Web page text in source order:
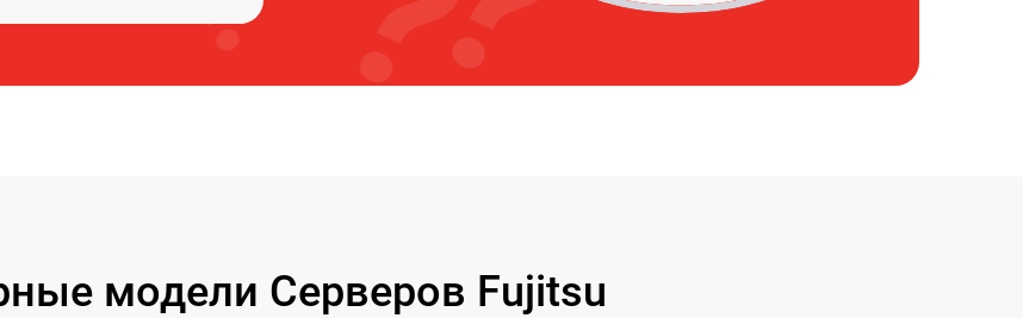
модели Серверов Fujitsu